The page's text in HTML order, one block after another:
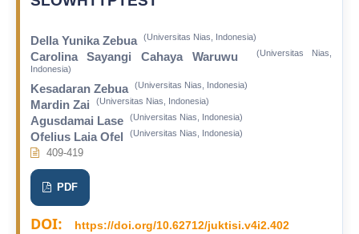
Della Yunika Zebua (Universitas Nias, Indonesia)
Carolina Sayangi Cahaya Waruwu
(Universitas Nias,
Indonesia)
Kesadaran Zebua (Universitas Nias, Indonesia)
Mardin Zai (Universitas Nias, Indonesia)
Agusdamai Lase (Universitas Nias, Indonesia)
Ofelius Laia Ofel (Universitas Nias, Indonesia)
409-419
PDF
DOI: https://doi.org/10.62712/juktisi.v4i2.402